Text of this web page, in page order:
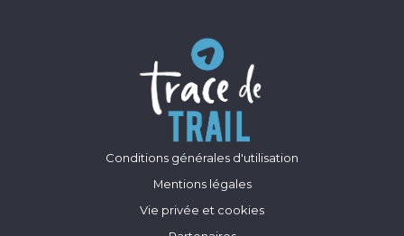
Conditions générales d'utilisation
Mentions légales
Vie privée et cookies